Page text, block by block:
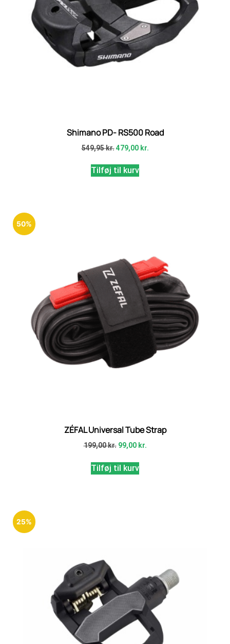
Shimano PD- RS500 Road
549,95kr. 479,00 kr.
Tilføj til kurv
50%
ZÉFAL Universal Tube Strap
199,00kr. 99,00 kr.
Tilføj til kurv
25%